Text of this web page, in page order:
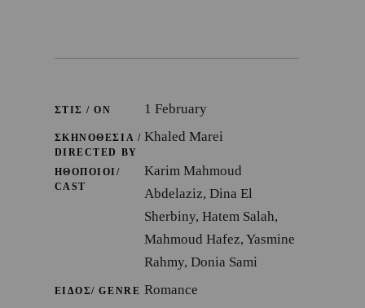
ΣΤΙΣ / ON 1 February
ΣΚΗΝΟΘΕΣΙΑ /
DIRECTED BY
Khaled Marei
ΗΘΟΠΟΙΟΙ/
CAST
Karim Mahmoud
Abdelaziz, Dina El
Sherbiny, Hatem Salah,
Mahmoud Hafez, Yasmine
Rahmy, Donia Sami
ΕΙΔΟΣ/ GENRE Romance